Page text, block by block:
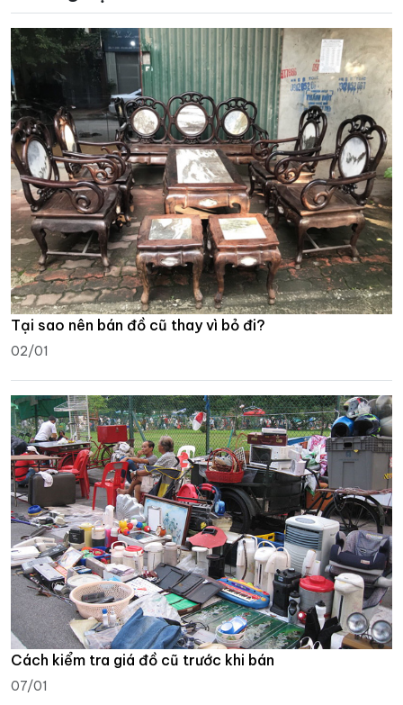
Tại sao nên bán đồ cũ thay vì bỏ đi?
02/01
Cách kiểm tra giá đồ cũ trước khi bán
07/01